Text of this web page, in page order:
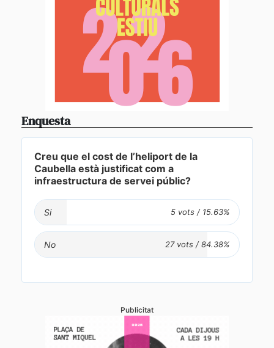
Enquesta
Creu que el cost de l’heliport de la
Caubella està justificat com a
infraestructura de servei públic?
Si
No
Publicitat